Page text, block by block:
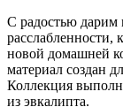
С радостью дарим
расслабленности,
новой домашней
материал создан
Коллекция
из эвкалипта.